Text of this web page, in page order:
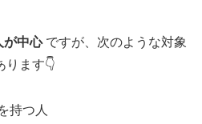
が中心ですが、次のような対象
ります👇
持つ人